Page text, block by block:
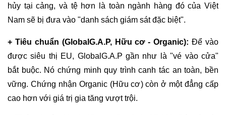
hủy tại cảng, và tệ hơn là toàn ngành hàng đó của Việt
Nam sẽ bị đưa vào "danh sách giám sát đặc biệt".
+ Tiêu chuẩn (GlobalG.A.P, Hữu cơ - Organic):Để vào
được siêu thị EU, GlobalG.A.P gần như là "vé vào cửa"
bắt buộc. Nó chứng minh quy trình canh tác an toàn, bền
vững. Chứng nhận Organic (Hữu cơ) còn ở một đẳng cấp
cao hơn với giá trị gia tăng vượt trội.